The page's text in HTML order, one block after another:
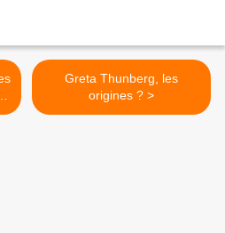
Greta Thunberg, les
origines ? >